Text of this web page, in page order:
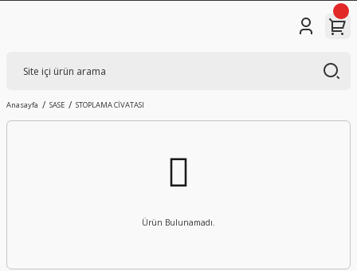
Anasayfa SASE STOPLAMA CİVATASI
Ürün Bulunamadı.